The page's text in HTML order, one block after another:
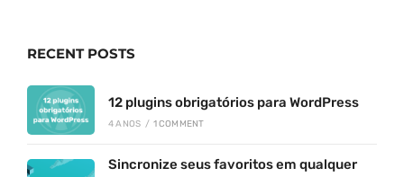
RECENT POSTS
12 plugins obrigatórios para WordPress
4 ANOS / 1 COMMENT
Sincronize seus favoritos em qualquer